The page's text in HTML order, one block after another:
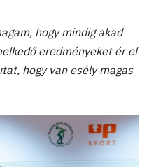
hogy mindig akad
eredményeket ér el
hogy van esély magas